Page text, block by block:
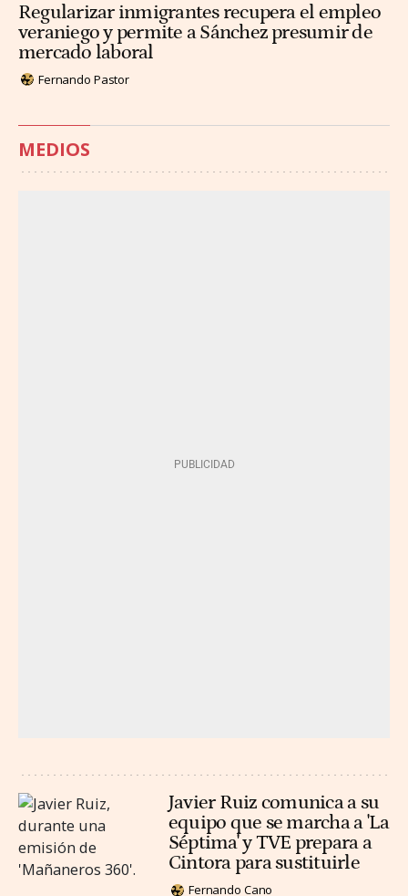
Regularizar inmigrantes recupera el empleo
veraniego y permite a Sánchez presumir de
mercado laboral
Fernando Pastor
MEDIOS
Javier Ruiz comunica a su
equipo que se marcha a 'La
Séptima' y TVE prepara a
Cintora para sustituirle
Fernando Cano